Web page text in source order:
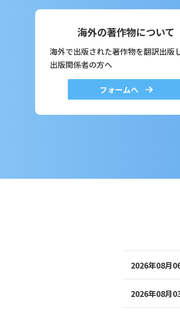
海外の著作物について
海外で出版された著作物を翻訳出版
出版関係者の方へ
フォームへ
2026年08月
2026年08月